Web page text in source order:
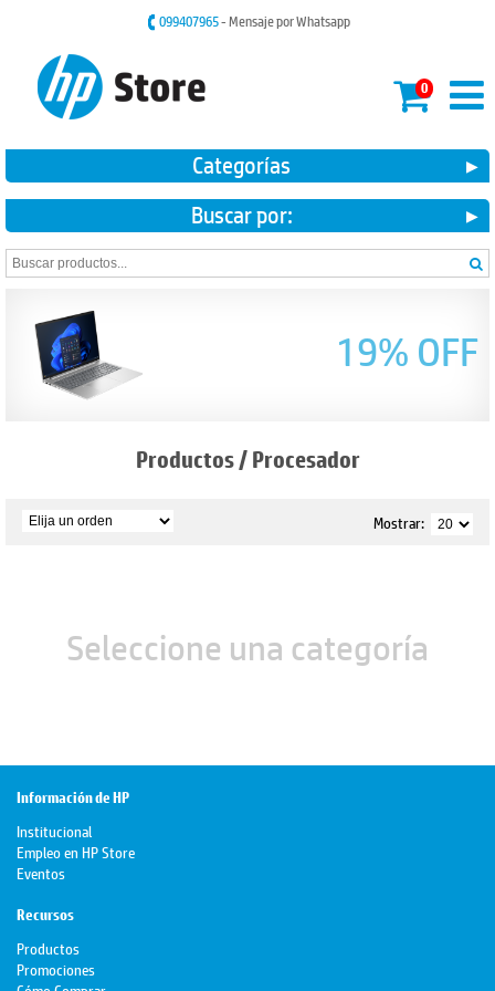
099407965- Mensaje por Whatsapp
0
Categorías
Buscar por:
19% OFF
Productos/Procesador
Mostrar:
Seleccione una categoría
Información de HP
Institucional
Empleo en HP Store
Eventos
Recursos
Productos
Promociones